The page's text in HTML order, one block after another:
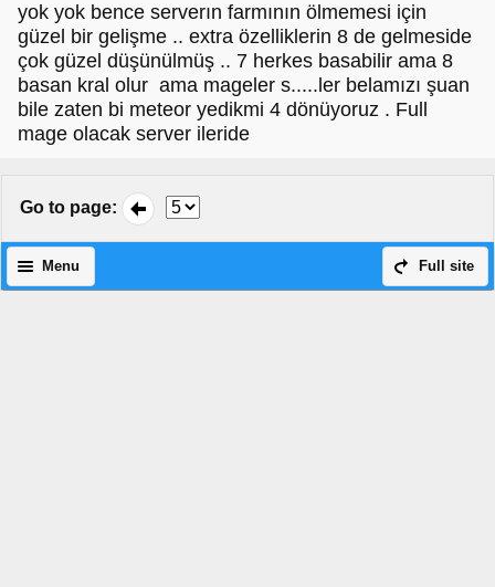
yok yok bence serverın farmının ölmemesi için
güzel bir gelişme .. extra özelliklerin 8 de gelmeside
çok güzel düşünülmüş .. 7 herkes basabilir ama 8
basan kral olur ama mageler s.....ler belamızı şuan
bile zaten bi meteor yedikmi 4 dönüyoruz . Full
mage olacak server ileride
Go to page:
Full site
Menu